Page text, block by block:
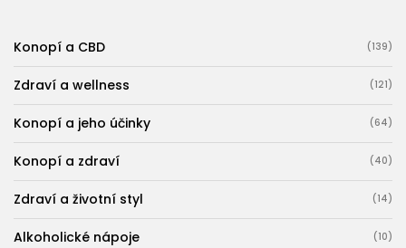
Konopí a CBD (139)
Zdraví a wellness (121)
Konopí a jeho účinky (64)
Konopí a zdraví (40)
Zdraví a životní styl (14)
Alkoholické nápoje (10)